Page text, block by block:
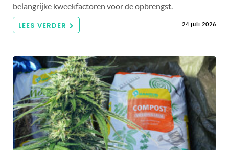
belangrijke kweekfactoren voor de opbrengst.
LEES VERDER 24 juli 2026